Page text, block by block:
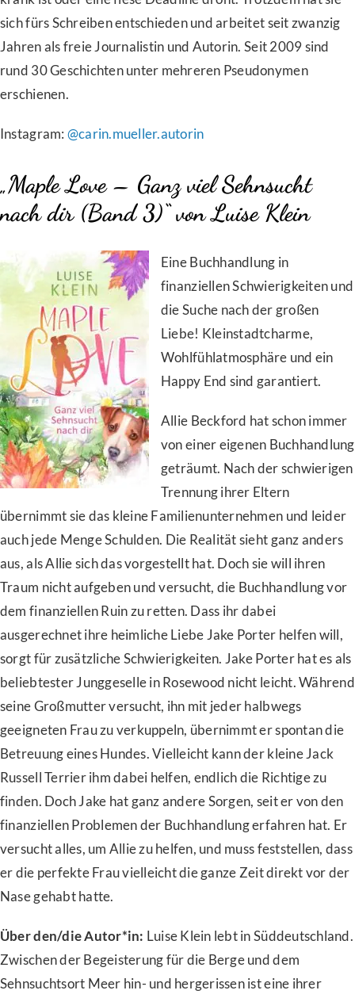
sich fürs Schreiben entschieden und arbeitet seit zwanzig
Jahren als freie Journalistin und Autorin. Seit 2009 sind
rund 30 Geschichten unter mehreren Pseudonymen
erschienen.
Instagram: @carin.mueller.autorin
„Maple Love – Ganz viel Sehnsucht
nach dir (Band 3)“ von Luise Klein
Eine Buchhandlung in
finanziellen Schwierigkeiten und
die Suche nach der großen
Liebe! Kleinstadtcharme,
Wohlfühlatmosphäre und ein
Happy End sind garantiert.
Allie Beckford hat schon immer
von einer eigenen Buchhandlung
geträumt. Nach der schwierigen
Trennung ihrer Eltern
übernimmt sie das kleine Familienunternehmen und leider
auch jede Menge Schulden. Die Realität sieht ganz anders
aus, als Allie sich das vorgestellt hat. Doch sie will ihren
Traum nicht aufgeben und versucht, die Buchhandlung vor
dem finanziellen Ruin zu retten. Dass ihr dabei
ausgerechnet ihre heimliche Liebe Jake Porter helfen will,
sorgt für zusätzliche Schwierigkeiten. Jake Porter hat es als
beliebtester Junggeselle in Rosewood nicht leicht. Während
seine Großmutter versucht, ihn mit jeder halbwegs
geeigneten Frau zu verkuppeln, übernimmt er spontan die
Betreuung eines Hundes. Vielleicht kann der kleine Jack
Russell Terrier ihm dabei helfen, endlich die Richtige zu
finden. Doch Jake hat ganz andere Sorgen, seit er von den
finanziellen Problemen der Buchhandlung erfahren hat. Er
versucht alles, um Allie zu helfen, und muss feststellen, dass
er die perfekte Frau vielleicht die ganze Zeit direkt vor der
Nase gehabt hatte.
Über den/die Autor*in: Luise Klein lebt in Süddeutschland.
Zwischen der Begeisterung für die Berge und dem
Sehnsuchtsort Meer hin- und hergerissen ist eine ihrer